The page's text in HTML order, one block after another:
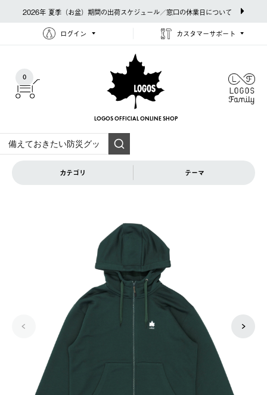
2026年 夏季（お盆）期間の出荷スケジュール／窓口の休業日について
ログイン カスタマーサポート
0
LOGOS OFFICIAL ONLINE SHOP
カテゴリ テーマ